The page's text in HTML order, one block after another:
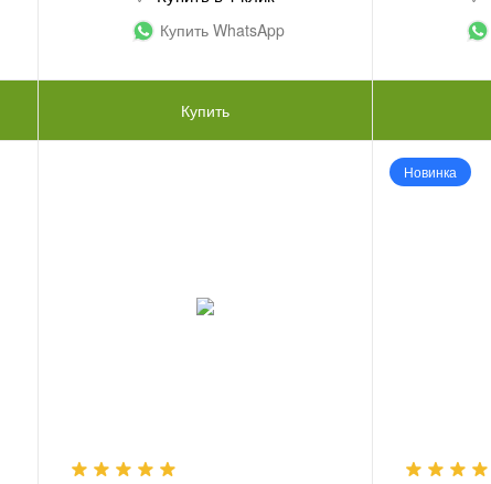
Купить WhatsApp
Купить
Новинка